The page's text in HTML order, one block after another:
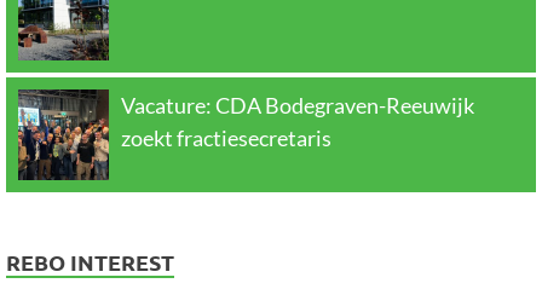
Vacature: CDA Bodegraven-Reeuwijk
zoekt fractiesecretaris
REBO INTEREST